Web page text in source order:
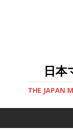
日本
THE JAPAN